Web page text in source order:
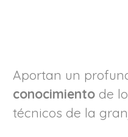
Aportan un
conocimiento de
técnicos de la